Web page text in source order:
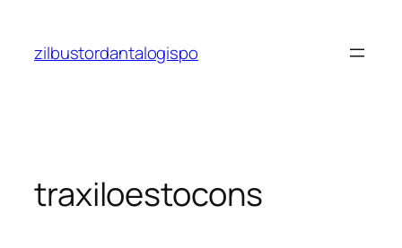
contenido
zilbustordantalogispo
traxiloestocons